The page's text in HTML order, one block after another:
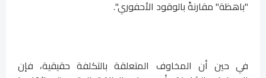
"باهظة" مقارنةً بالوقود الأحفوري".
في حين أن المخاوف المتعلقة بالتكلفة حقيقية، فإن